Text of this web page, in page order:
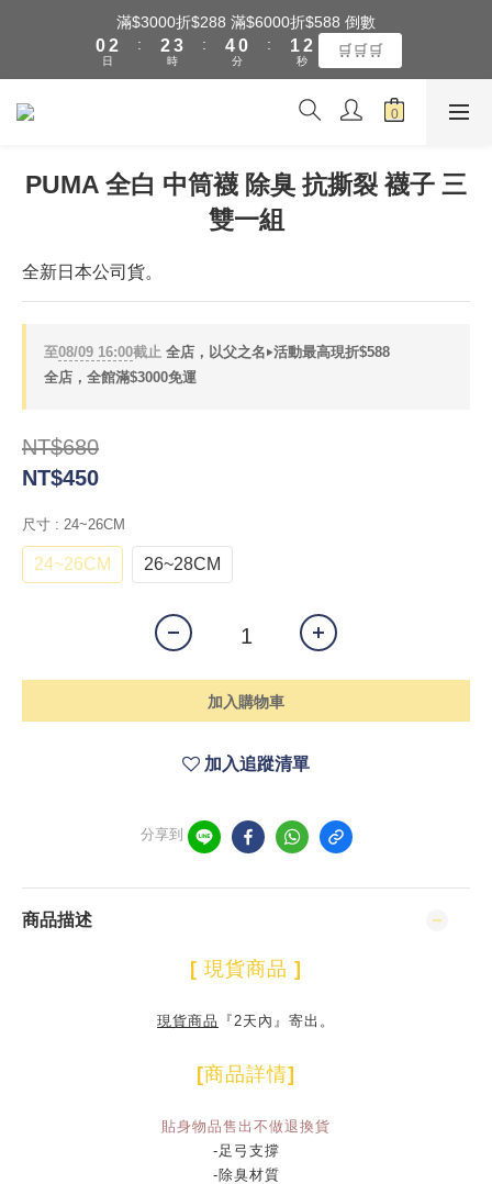
全館滿$3000享『超商』免運費
滿$3000折$288 滿$6000折$588 倒數
0
3
2
1
日
:
3
2
1
4
3
2
時
:
5
4
3
1
0
分
:
2
1
0
3
2
1
秒
🛒🛒🛒
全館滿$3000享『超商』免運費
PUMA 全白 中筒襪 除臭 抗撕裂 襪子 三
雙一組
全新日本公司貨。
至08/09 16:00截止 全店，以父之名‣活動最高現折$588
全店，全館滿$3000免運
NT$680
NT$450
尺寸 : 24~26CM
24~26CM 26~28CM
加入購物車
加入追蹤清單
分享到
商品描述
[ 現貨商品 ]
現貨商品 『2天內』寄出。
[商品詳情]
貼身物品售出不做退換貨
-足弓支撐
-除臭材質